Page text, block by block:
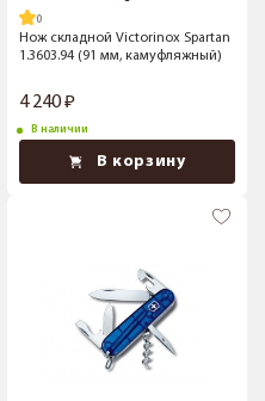
Нож складной Victorinox Spartan
1.3603.94 (91 мм, камуфляжный)
4 240
В наличии
В корзину